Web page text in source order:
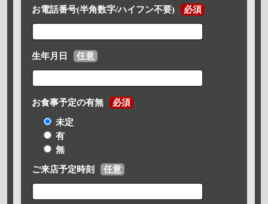
お電話番号(半角数字/ハイフン不要) 必須
生年月日 任意
お食事予定の有無 必須
未定
有
無
ご来店予定時刻 任意